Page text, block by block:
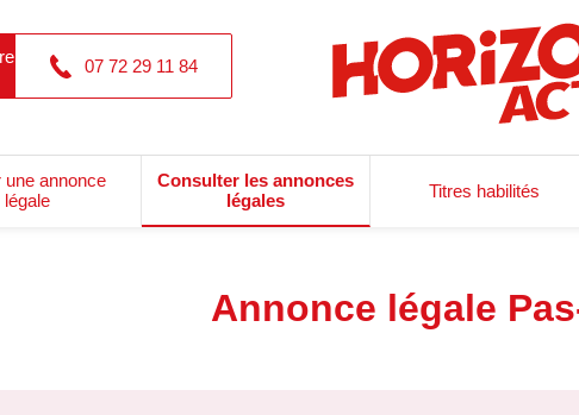
07 72 29 11 84
une annonce
légale
Consulter les annonces
légales
Titres habilités
Annonce légale